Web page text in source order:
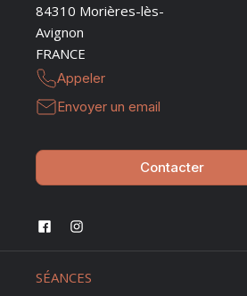
84310 Morières-lès-
Avignon
FRANCE
Appeler
Envoyer un email
Contacter
SÉANCES